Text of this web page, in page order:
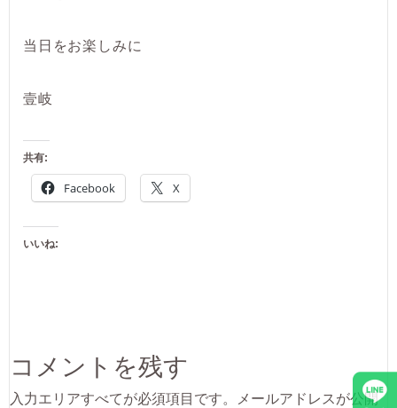
当日をお楽しみに
壹岐
共有:
Facebook X
いいね:
コメントを残す
入力エリアすべてが必須項目です。メールアドレスが公開